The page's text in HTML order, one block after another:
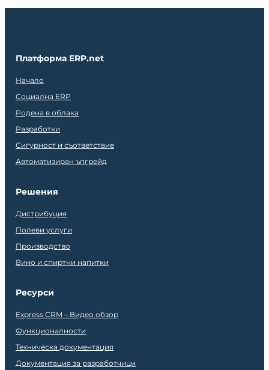
Платформа ERP.net
Начало
Социална ERP
Родена в облака
Разработки
Сигурност и съответствие
Автоматизиран ъпгрейд
Решения
Дистрибуция
Полеви услуги
Производство
Вино и спиртни напитки
Ресурси
Express CRM – Видео обзор
Функционалности
Техническа документация
Документация за разработчици